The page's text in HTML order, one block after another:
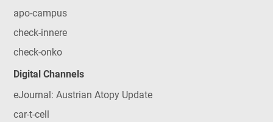
apo-campus
check-innere
check-onko
Digital Channels
eJournal: Austrian Atopy Update
car-t-cell